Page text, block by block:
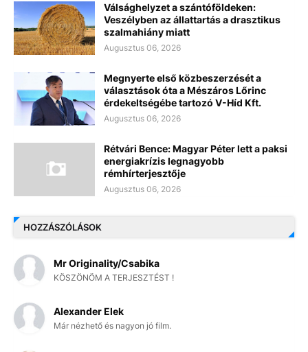
Válsághelyzet a szántóföldeken:
Veszélyben az állattartás a drasztikus
szalmahiány miatt
Augusztus 06, 2026
Megnyerte első közbeszerzését a
választások óta a Mészáros Lőrinc
érdekeltségébe tartozó V-Híd Kft.
Augusztus 06, 2026
Rétvári Bence: Magyar Péter lett a paksi
energiakrízis legnagyobb
rémhírterjesztője
Augusztus 06, 2026
HOZZÁSZÓLÁSOK
Mr Originality/Csabika
KÖSZÖNÖM A TERJESZTÉST !
Alexander Elek
Már nézhető és nagyon jó film.